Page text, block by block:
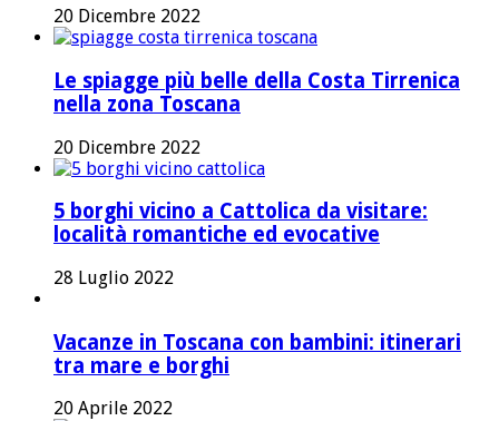
20 Dicembre 2022
Le spiagge più belle della Costa Tirrenica
nella zona Toscana
20 Dicembre 2022
5 borghi vicino a Cattolica da visitare:
località romantiche ed evocative
28 Luglio 2022
Vacanze in Toscana con bambini: itinerari
tra mare e borghi
20 Aprile 2022